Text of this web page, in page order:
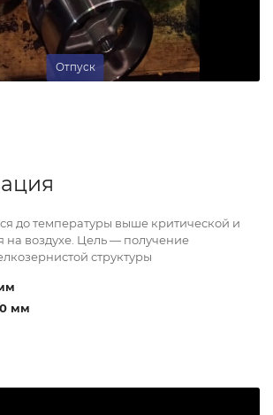
Отпуск
до температуры выше критической и
на воздухе. Цель — получение
структуры
мм